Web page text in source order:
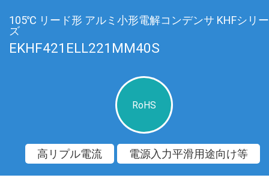
105℃ リード形 アルミ小形電解コンデンサ KHFシリー
ズ
EKHF421ELL221MM40S
RoHS
高リプル電流 電源入力平滑用途向け等